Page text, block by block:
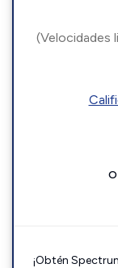
(Velocidades
¡Obtén